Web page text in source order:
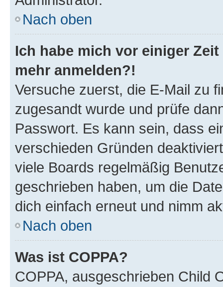
Nach oben
Ich habe mich vor einiger
mehr anmelden?!
Versuche zuerst, die E-Mail zu
zugesandt wurde und prüfe
Passwort. Es kann sein, dass
verschieden Gründen
viele Boards regelmäßig
geschrieben haben, um die
dich einfach erneut und nimm
Nach oben
Was ist COPPA?
COPPA, ausgeschrieben Child